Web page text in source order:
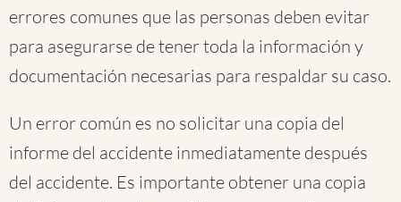
errores comunes que las personas deben evitar
para asegurarse de tener toda la información y
documentación necesarias para respaldar su caso.
Un error común es no solicitar una copia del
informe del accidente inmediatamente después
del accidente. Es importante obtener una copia